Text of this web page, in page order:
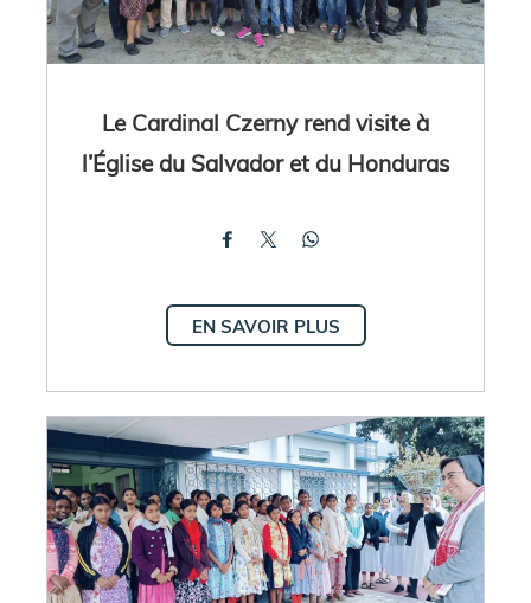
Le Cardinal Czerny rend visite à
l’Église du Salvador et du Honduras
EN SAVOIR PLUS